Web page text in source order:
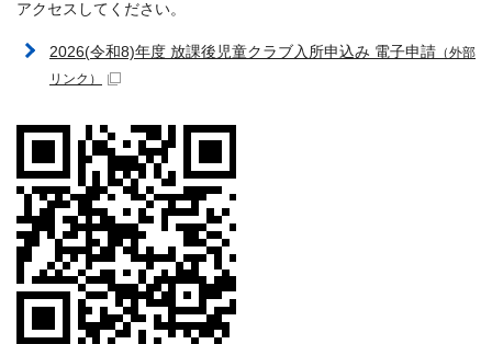
アクセスしてください。
2026(令和8)年度 放課後児童クラブ入所申込み 電子申請 （外部
リンク）